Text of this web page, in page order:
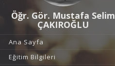
Öğr. Gör. Mustafa Selim
ÇAKIROĞLU
Ana Sayfa
Eğitim Bilgileri